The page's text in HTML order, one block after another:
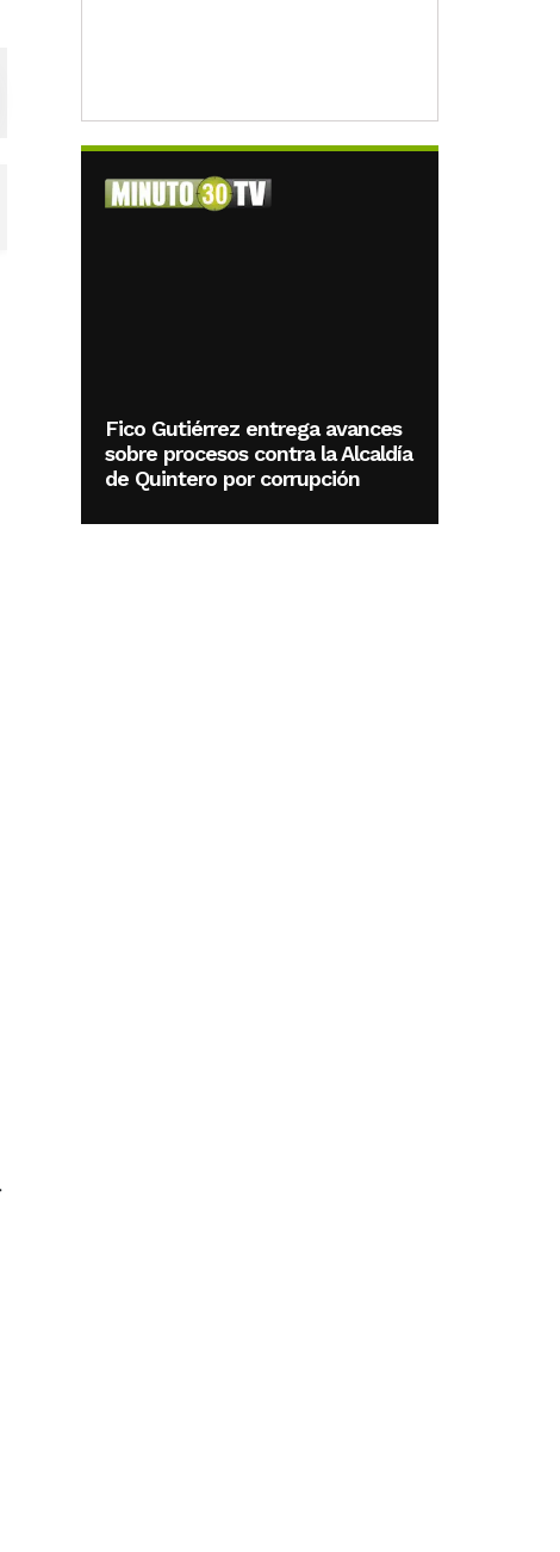
Fico Gutiérrez entrega avances
sobre procesos contra la Alcaldía
de Quintero por corrupción